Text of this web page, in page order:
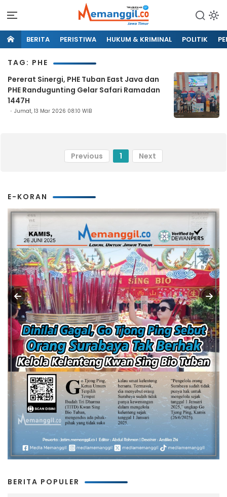
BERITA PERISTIWA HUKUM & KRIMINAL POLITIK
TAG: PHE
Pererat Sinergi, PHE Tuban East Java dan
PHE Randugunting Gelar Safari Ramadan
1447H
Jumat, 13 Mar 2026 08:10 WIB
Previous 1 Next
E-KORAN
BERITA POPULER